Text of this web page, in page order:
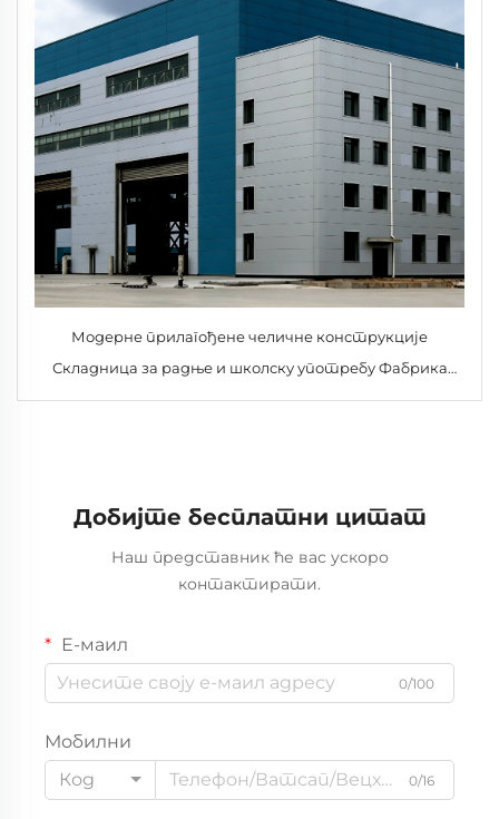
Модерне прилагођене челичне конструкције
Складница за радње и школску употребу Фабрика
директна продаја
Добијте бесплатни цитат
Наш представник ће вас ускоро
контактирати.
Е-маил
0/100
Мобилни
Код
0/16